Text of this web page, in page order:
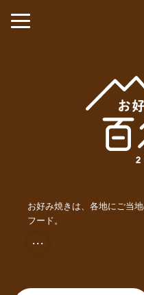
お好み焼きは、各地にご当
フード。
・・・